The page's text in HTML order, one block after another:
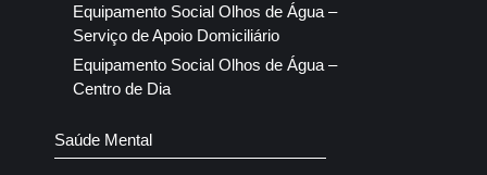
Equipamento Social Olhos de Água –
Serviço de Apoio Domiciliário
Equipamento Social Olhos de Água –
Centro de Dia
Saúde Mental